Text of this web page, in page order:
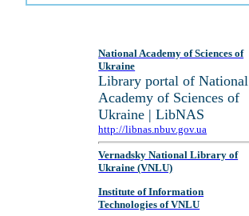
National Academy of Sciences of
Ukraine
Library portal of National
Academy of Sciences of
Ukraine | LibNAS
http://libnas.nbuv.gov.ua
Vernadsky National Library of
Ukraine (VNLU)
Institute of Information
Technologies of VNLU